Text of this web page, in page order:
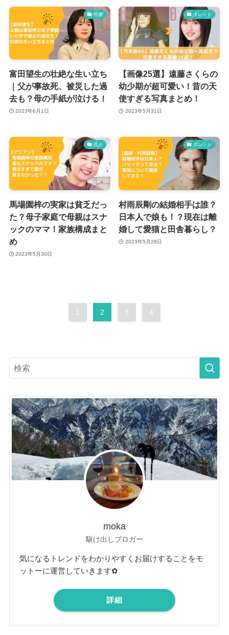
俳優
富田望生の壮絶な生い立ち
｜父が事故死、被災した過
去も？母の手紙が泣ける！
2023年6月1日
タレント
【画像25選】遠藤さくらの
幼少期が超可愛い！昔の天
使すぎる写真まとめ！
2023年5月31日
芸人
馬場園梓の実家は貧乏だっ
た？母子家庭で母親はスナ
ックのママ！家族構成まと
め
2023年5月30日
タレント
村雨辰剛の結婚相手は誰？
日本人で娘も！？現在は離
婚して愛猫と田舎暮らし？
2023年5月28日
1 2 3 4
moka
駆け出しブロガー
気になるトレンドをわかりやすくお届けすることをモ
ットーに運営していきます✿
詳細